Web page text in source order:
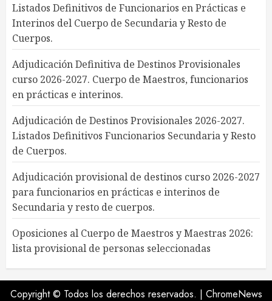
Listados Definitivos de Funcionarios en Prácticas e
Interinos del Cuerpo de Secundaria y Resto de
Cuerpos.
Adjudicación Definitiva de Destinos Provisionales
curso 2026-2027. Cuerpo de Maestros, funcionarios
en prácticas e interinos.
Adjudicación de Destinos Provisionales 2026-2027.
Listados Definitivos Funcionarios Secundaria y Resto
de Cuerpos.
Adjudicación provisional de destinos curso 2026-2027
para funcionarios en prácticas e interinos de
Secundaria y resto de cuerpos.
Oposiciones al Cuerpo de Maestros y Maestras 2026:
lista provisional de personas seleccionadas
Copyright © Todos los derechos reservados. | ChromeNews